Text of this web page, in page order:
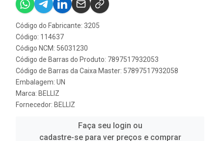
Código do Fabricante: 3205
Código: 114637
Código NCM: 56031230
Código de Barras do Produto: 7897517932053
Código de Barras da Caixa Master: 57897517932058
Embalagem: UN
Marca: BELLIZ
Fornecedor: BELLIZ
Faça seu login ou
cadastre-se para ver preços e comprar